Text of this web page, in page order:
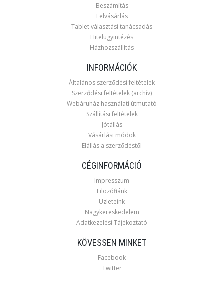
Beszámítás
Felvásárlás
Tablet választási tanácsadás
Hitelügyintézés
Házhozszállítás
INFORMÁCIÓK
Általános szerződési feltételek
Szerződési feltételek (archív)
Webáruház használati útmutató
Szállítási feltételek
Jótállás
Vásárlási módok
Elállás a szerződéstől
CÉGINFORMÁCIÓ
Impresszum
Filozófiánk
Üzleteink
Nagykereskedelem
Adatkezelési Tájékoztató
KÖVESSEN MINKET
Facebook
Twitter